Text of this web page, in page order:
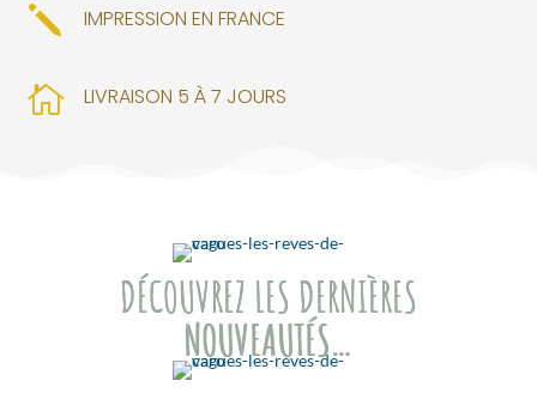
j IMPRESSION EN FRANCE
 LIVRAISON 5 À 7 JOURS
DÉCOUVREZ LES DERNIÈRES
NOUVEAUTÉS…